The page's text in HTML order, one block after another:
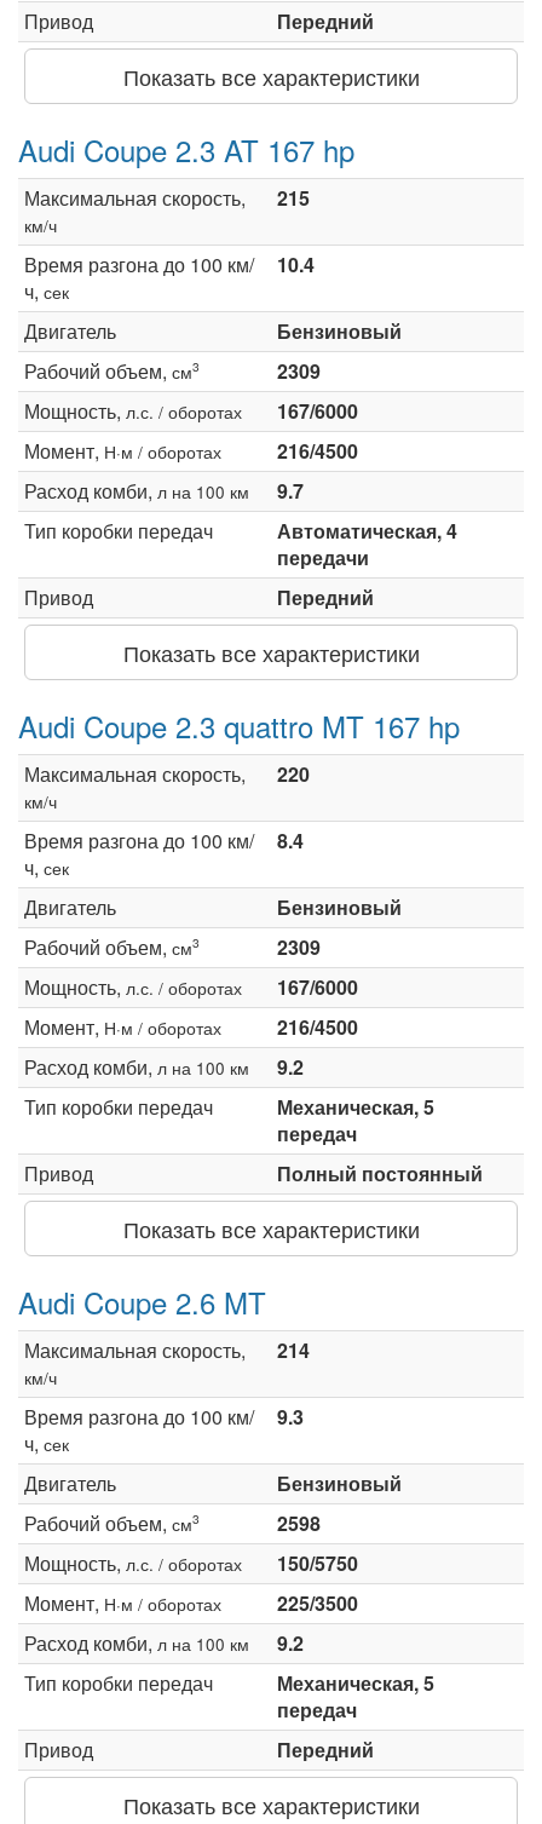
Привод Передний
Показать все характеристики
Audi Coupe 2.3 AT 167 hp
Максимальная скорость,
км/ч
215
Время разгона до 100 км/
ч, сек
10.4
Двигатель
Бензиновый
Рабочий объем, см3
2309
Мощность, л.с. / оборотах
167/6000
Момент, Н·м / оборотах
216/4500
Расход комби, л на 100 км
9.7
Тип коробки передач
Автоматическая, 4
передачи
Привод
Передний
Показать все характеристики
Audi Coupe 2.3 quattro MT 167 hp
Максимальная скорость,
км/ч
220
Время разгона до 100 км/
ч, сек
8.4
Двигатель
Бензиновый
Рабочий объем, см3
2309
Мощность, л.с. / оборотах
167/6000
Момент, Н·м / оборотах
216/4500
Расход комби, л на 100 км
9.2
Тип коробки передач
Механическая, 5
передач
Привод
Полный постоянный
Показать все характеристики
Audi Coupe 2.6 MT
Максимальная скорость,
км/ч
214
Время разгона до 100 км/
ч, сек
9.3
Двигатель
Бензиновый
Рабочий объем, см3
2598
Мощность, л.с. / оборотах
150/5750
Момент, Н·м / оборотах
225/3500
Расход комби, л на 100 км
9.2
Тип коробки передач
Механическая, 5
передач
Привод
Передний
Показать все характеристики